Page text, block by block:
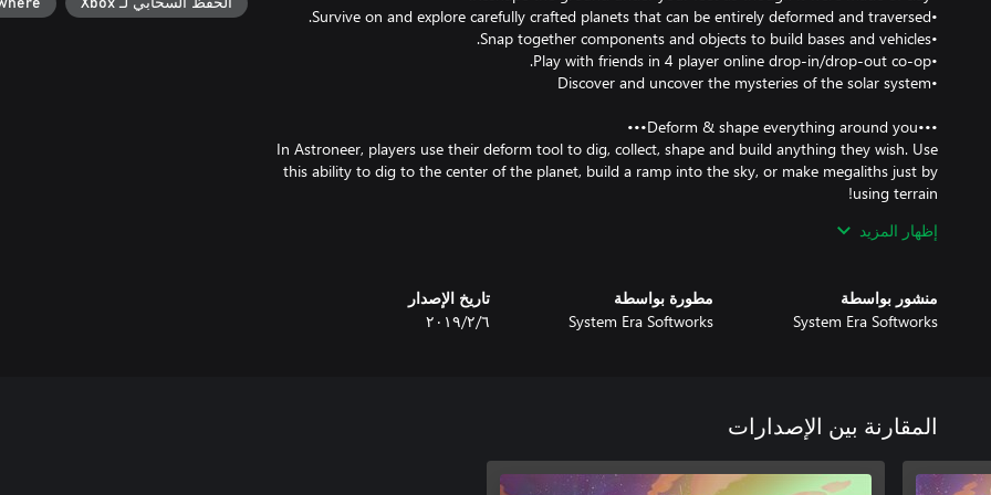
In Astroneer, players use their deform tool to dig, collect, shape and build anything they wish. Use
this ability to dig to the center of the planet, build a ramp into the sky, or make megaliths just by
down to mysterious the core. Each of those planets has unique and challenging surface and cave
Astroneer is better with friends. Group up with other players and work together to create massive
إظهار المزيد
منشور بواسطة
System Era Softworks
مطورة بواسطة
System Era Softworks
تاريخ الإصدار
٦‏/٢‏/٢٠١٩
الحفظ السحابي لـ Xbox
المقارنة بين الإصدارات